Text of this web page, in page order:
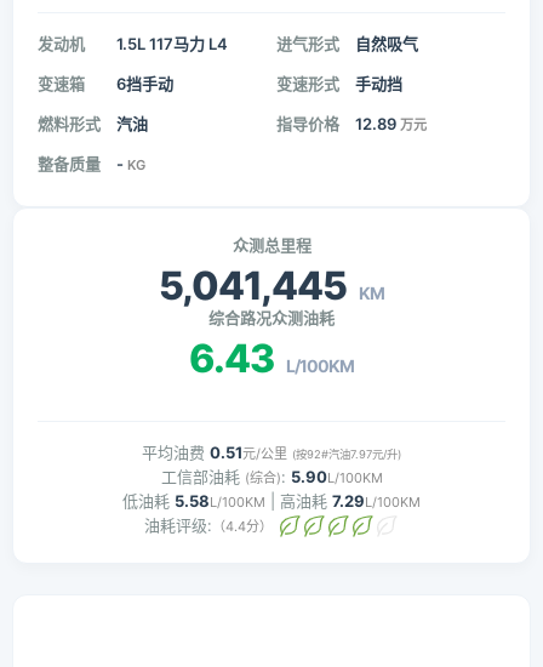
发动机 1.5L 117马力 L4 进气形式 自然吸气
变速箱 6挡手动 变速形式 手动挡
燃料形式 汽油 指导价格 12.89 万元
整备质量 - KG
众测总里程
5,041,445 KM
综合路况众测油耗
6.43 L/100KM
平均油费 0.51元/公里 (按92#汽油7.97元/升)
工信部油耗 (综合): 5.90L/100KM
低油耗 5.58L/100KM | 高油耗 7.29L/100KM
油耗评级: （4.4分）